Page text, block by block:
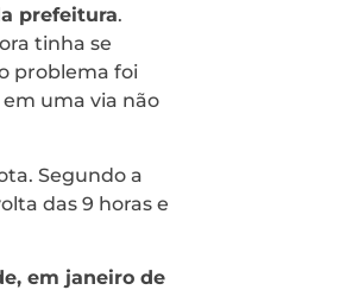
prefeitura.
tinha se
problema foi
uma via não
Segundo a
das 9 horas e
em janeiro de